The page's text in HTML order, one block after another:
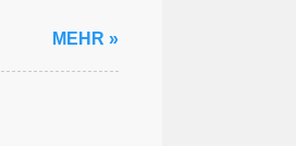
MEHR »